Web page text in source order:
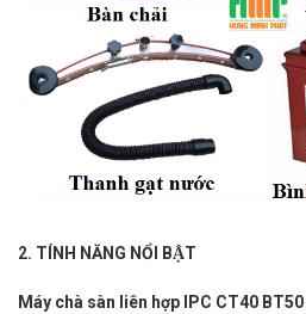
2. TÍNH NĂNG NỔI BẬT
Máy chà sàn liên hợp IPC CT40 BT50